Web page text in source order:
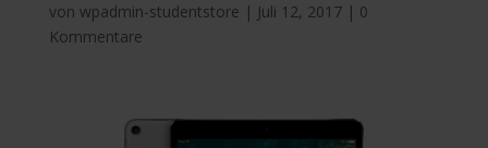
von wpadmin-studentstore | Juli 12, 2017| 0
Kommentare